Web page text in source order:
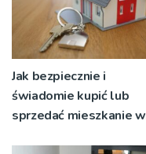
Jak bezpiecznie i
świadomie kupić lub
sprzedać mieszkanie w